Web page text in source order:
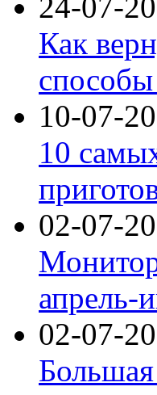
Как
10-07-
10
02-07-
апрель-
02-07-